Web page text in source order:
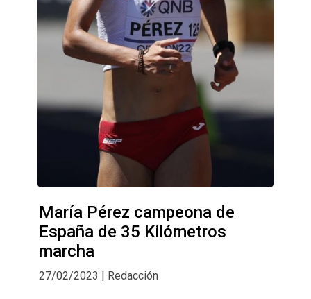
María Pérez campeona de
España de 35 Kilómetros
marcha
27/02/2023 | Redacción